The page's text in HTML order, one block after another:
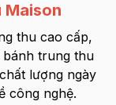
Maison
thu cao cấp,
bánh trung thu
lượng ngày
công nghệ.